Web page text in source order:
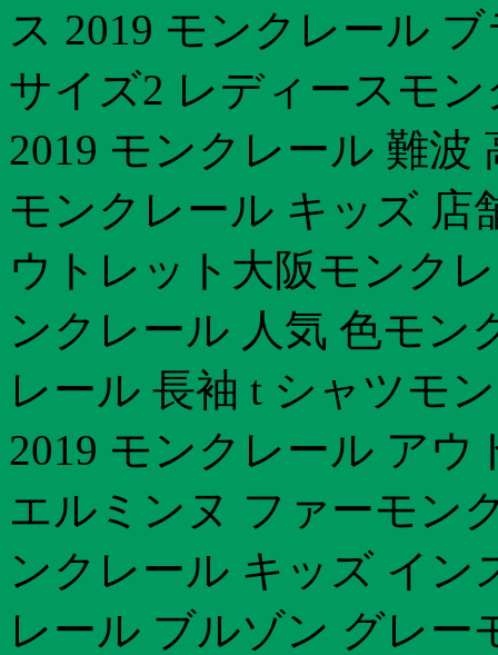
ス 2019 モンクレール
サイズ2 レディースモ
2019 モンクレール 難波
モンクレール キッズ 店
ウトレット大阪モンク
ンクレール 人気 色モン
レール 長袖 t シャツモ
2019 モンクレール ア
エルミンヌ ファーモン
ンクレール キッズ イン
レール ブルゾン グレー